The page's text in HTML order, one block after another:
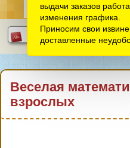
Веселая
взрослых
выдачи заказов
изменения графика.
Приносим свои
доставленные